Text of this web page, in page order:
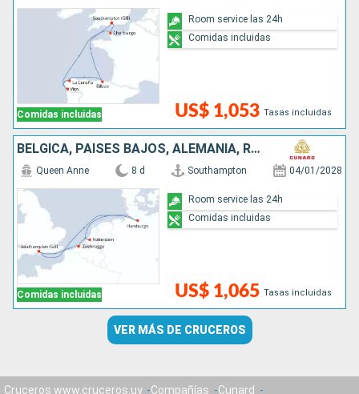
Comidas incluidas US$ 1,053 Tasas incluidas
Room service las 24h
Comidas incluidas
BÉLGICA, PAISES BAJOS, ALEMANIA, REINO UNIDO
Comidas incluidas
Queen Anne 8 d Southampton 04/01/2028
US$ 1,065 Tasas incluidas
Room service las 24h
Comidas incluidas
VER MÁS DE CRUCEROS
Cruceros www.cruceros.uy Compañías
Cunard